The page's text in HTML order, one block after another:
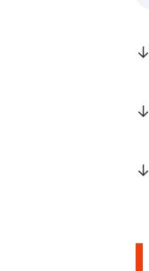
↓
↓
↓